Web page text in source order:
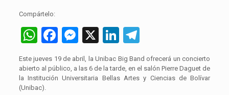
Compártelo:
WhatsApp
Facebook
Messenger
X LinkedIn
Este jueves 19 de abril, la Unibac Big Band ofrecerá un concierto
abierto al público, a las 6 de la tarde, en el salón Pierre Daguet de
la Institución Universitaria Bellas Artes y Ciencias de Bolívar
(Unibac).